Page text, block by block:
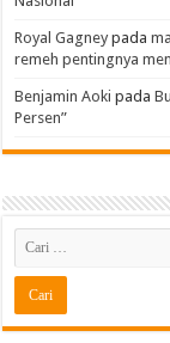
Royal Gagney pada
remeh pentingnya
Benjamin Aoki pada
Persen”